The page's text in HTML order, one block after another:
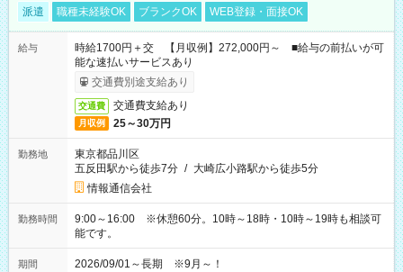
派遣 職種未経験OK ブランクOK WEB登録・面接OK
給与
時給1700円＋交 【月収例】272,000円～ ■給与の前払いが可
能な速払いサービスあり
交通費別途支給あり
交通費 交通費支給あり
月収例 25～30万円
勤務地
東京都品川区
五反田駅から徒歩7分 / 大崎広小路駅から徒歩5分
情報通信会社
勤務時間
9:00～16:00 ※休憩60分。10時～18時・10時～19時も相談可
能です。
期間 2026/09/01～長期 ※9月～！